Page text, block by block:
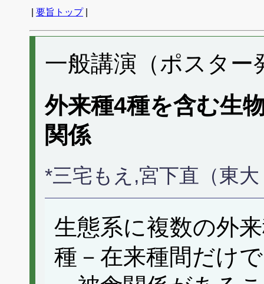
要旨トップ|
一般講演（ポスター
外来種4種を含む生
関係
*三宅もえ,宮下直（東
生態系に複数の外
種－在来種間だけ